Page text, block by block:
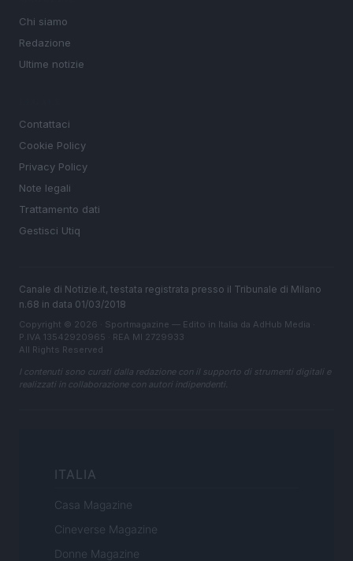
Chi siamo
Redazione
Ultime notizie
Contattaci
Cookie Policy
Privacy Policy
Note legali
Trattamento dati
Gestisci Utiq
Canale di Notizie.it, testata registrata presso il Tribunale di Milano
n.68 in data 01/03/2018
Copyright © 2026 · Sportmagazine — Edito in Italia da AdHub Media
P.IVA 13542920965 · REA MI 2729933
All Rights Reserved
I contenuti sono curati dalla redazione con il supporto di strumenti digitali e
realizzati in collaborazione con autori indipendenti.
ITALIA
Casa Magazine
Cineverse Magazine
Donne Magazine